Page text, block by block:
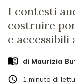
I contesti
costruire
e
di Maurizia
1 minuto di